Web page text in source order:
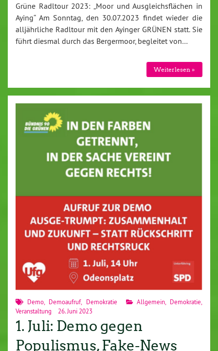
Grüne Radltour 2023: „Moor und Ausgleichsflächen in
Aying“ Am Sonntag, den 30.07.2023 findet wieder die
alljährliche Radltour mit den Ayinger GRÜNEN statt. Sie
führt diesmal durch das Bergermoor, begleitet von…
Weiterlesen »
Demo, Demoaufruf, Demokratie Allgemein, Demokratie,
Veranstaltung
26. Juni 2023
1. Juli: Demo gegen
Populismus, Fake-News